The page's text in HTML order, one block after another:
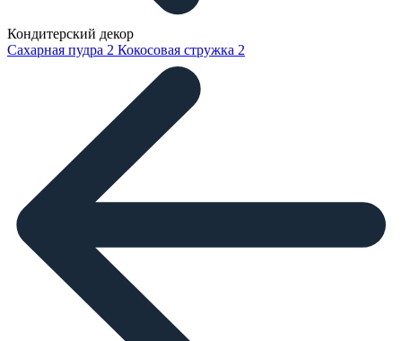
Кондитерский декор
Сахарная пудра 2 Кокосовая стружка 2